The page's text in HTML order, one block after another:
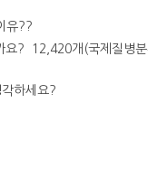
유??
요? 12,420개(국제질병
하세요?